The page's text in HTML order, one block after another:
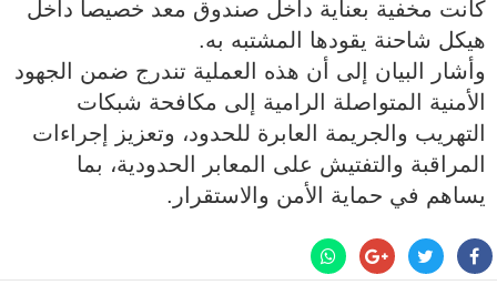
كانت مخفية بعناية داخل صندوق معد خصيصا داخل
هيكل شاحنة يقودها المشتبه به.
وأشار البيان إلى أن هذه العملية تندرج ضمن الجهود
الأمنية المتواصلة الرامية إلى مكافحة شبكات
التهريب والجريمة العابرة للحدود، وتعزيز إجراءات
المراقبة والتفتيش على المعابر الحدودية، بما
يساهم في حماية الأمن والاستقرار.